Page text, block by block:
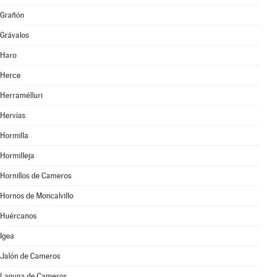
Grañón
Grávalos
Haro
Herce
Herramélluri
Hervías
Hormilla
Hormilleja
Hornillos de Cameros
Hornos de Moncalvillo
Huércanos
Igea
Jalón de Cameros